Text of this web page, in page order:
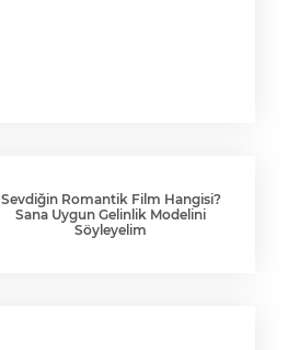
Sevdiğin Romantik Film Hangisi?
Sana Uygun Gelinlik Modelini
Söyleyelim